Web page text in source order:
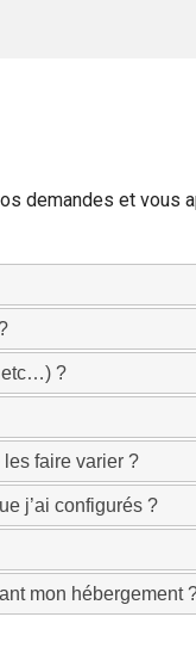
demandes et vous
etc…) ?
faire varier ?
j’ai configurés ?
mon hébergement